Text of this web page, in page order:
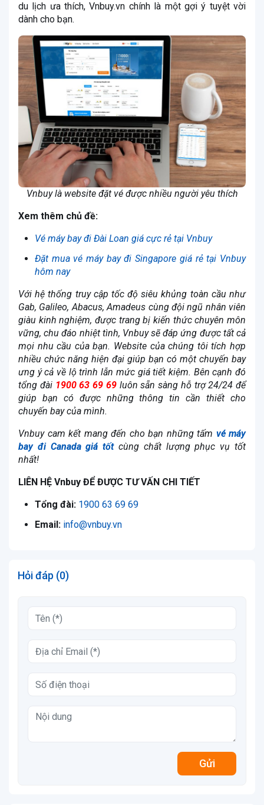
du lịch ưa thích, Vnbuy.vn chính là một gợi ý tuyệt vời
dành cho bạn.
Vnbuy là website đặt vé được nhiều người yêu thích
Xem thêm chủ đề:
Vé máy bay đi Đài Loan giá cực rẻ tại Vnbuy
Đặt mua vé máy bay đi Singapore giá rẻ tại Vnbuy
hôm nay
Với hệ thống truy cập tốc độ siêu khủng toàn cầu như
Gab, Galileo, Abacus, Amadeus cùng đội ngũ nhân viên
giàu kinh nghiệm, được trang bị kiến thức chuyên môn
vững, chu đáo nhiệt tình, Vnbuy sẽ đáp ứng được tất cả
mọi nhu cầu của bạn. Website của chúng tôi tích hợp
nhiều chức năng hiện đại giúp bạn có một chuyến bay
ưng ý cả về lộ trình lẫn mức giá tiết kiệm. Bên cạnh đó
tổng đài 1900 63 69 69luôn sẵn sàng hỗ trợ 24/24 để
giúp bạn có được những thông tin cần thiết cho
chuyến bay của mình.
Vnbuy cam kết mang đến cho bạn những tấm vé máy
bay đi Canada giá tốtcùng chất lượng phục vụ tốt
nhất!
LIÊN HỆ Vnbuy ĐỂ ĐƯỢC TƯ VẤN CHI TIẾT
Tổng đài: 1900 63 69 69
Email: info@vnbuy.vn
Hỏi đáp (0)
Gửi